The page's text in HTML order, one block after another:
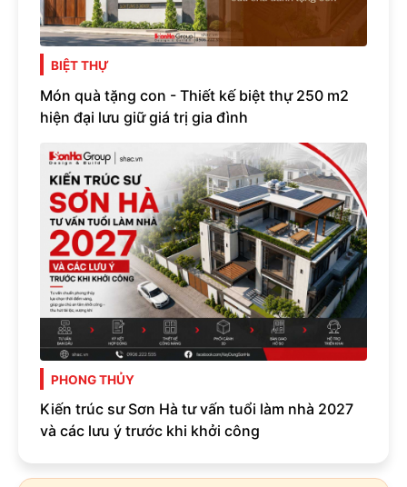
BIỆT THỰ
Món quà tặng con - Thiết kế biệt thự 250 m2
hiện đại lưu giữ giá trị gia đình
PHONG THỦY
Kiến trúc sư Sơn Hà tư vấn tuổi làm nhà 2027
và các lưu ý trước khi khởi công